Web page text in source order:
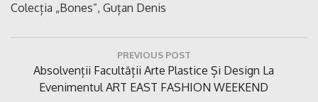
Colecția „Bones”, Guțan Denis
articole
PREVIOUS POST
Previous
Post:
Absolvenții Facultății Arte Plastice Și Design La
Evenimentul ART EAST FASHION WEEKEND